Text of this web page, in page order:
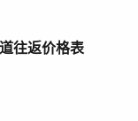
往返价格表